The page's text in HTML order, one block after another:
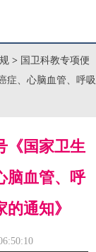
> 国卫科教专项便
症、心脑血管、呼吸
《国家卫生
脑血管、呼
通知》